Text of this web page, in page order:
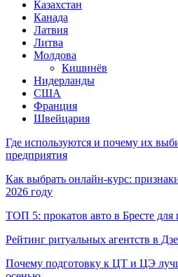
Казахстан
Канада
Латвия
Литва
Молдова
Кишинёв
Нидерланды
США
Франция
Швейцария
Где используются и почему их
предприятия
Как выбрать онлайн-курс:
2026 году
ТОП 5: прокатов авто в Бресте для
Рейтинг ритуальных агентств в
Почему подготовку к ЦТ и ЦЭ